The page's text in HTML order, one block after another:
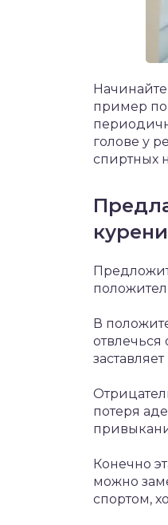
пример
голове у
спиртных
В
потеря
Конечно
можно
спортом,